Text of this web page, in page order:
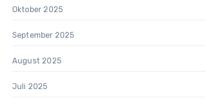
Oktober 2025
September 2025
August 2025
Juli 2025